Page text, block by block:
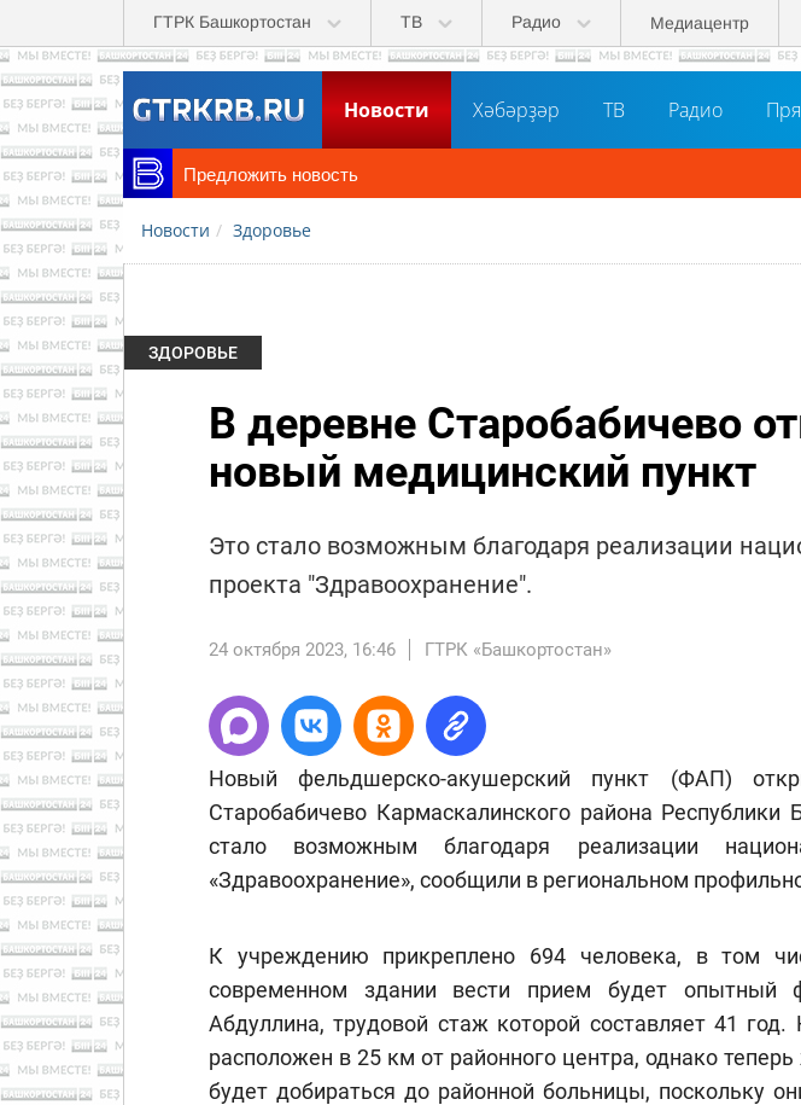
Перейти к основному содержанию
ГТРК Башкортостан ТВ Радио Медиацентр
Новости Хәбәрҙәр ТВ Радио
Предложить новость
Новости Здоровье
ЗДОРОВЬЕ
В деревне Старобабичево
новый медицинский пункт
Это стало возможным благодаря реализации
проекта "Здравоохранение".
24 октября 2023, 16:46 ГТРК «Башкортостан»
Новый фельдшерско-акушерский пункт (ФАП)
Старобабичево Кармаскалинского района Республики
стало возможным благодаря реализации
«Здравоохранение», сообщили в региональном
К учреждению прикреплено 694 человека, в том
современном здании вести прием будет опытный
Абдуллина, трудовой стаж которой составляет 41 год.
расположен в 25 км от районного центра, однако
будет добираться до районной больницы, поскольку